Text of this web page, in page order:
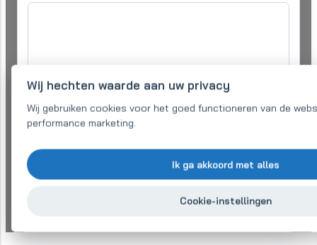
aanvraag te verwerken
Heeft u sneller een offerte nodig?
Wij hechten waarde aan uw privacy
Wij gebruiken cookies voor het goed functioneren van de
performance marketing.
Ik ga akkoord met alles
Cookie-instellingen